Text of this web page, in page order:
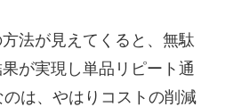
法が見えてくると、無駄
が実現し単品リピート通
は、やはりコストの削減